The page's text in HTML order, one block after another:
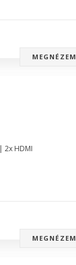
MEGNÉZEM
2x HDMI
MEGNÉZEM